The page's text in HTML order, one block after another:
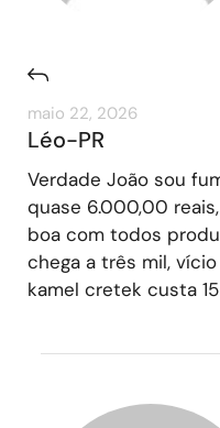
maio 22, 2026
Léo-PR
Verdade João sou
quase 6.000,00
boa com todos
chega a três mil,
kamel cretek custa